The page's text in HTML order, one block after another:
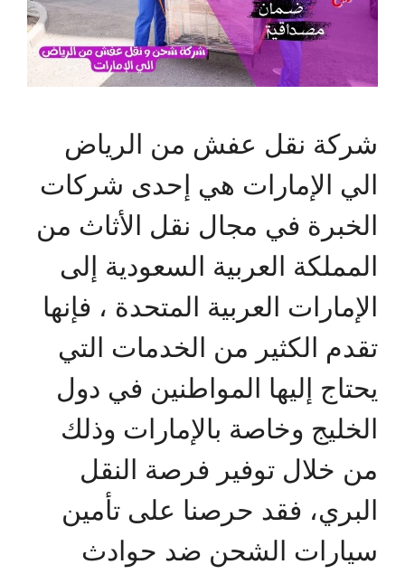
شركة نقل عفش من الرياض
الي الإمارات هي إحدى شركات
الخبرة في مجال نقل الأثاث من
المملكة العربية السعودية إلى
الإمارات العربية المتحدة ، فإنها
تقدم الكثير من الخدمات التي
يحتاج إليها المواطنين في دول
الخليج وخاصة بالإمارات وذلك
من خلال توفير فرصة النقل
البري، فقد حرصنا على تأمين
سيارات الشحن ضد حوادث